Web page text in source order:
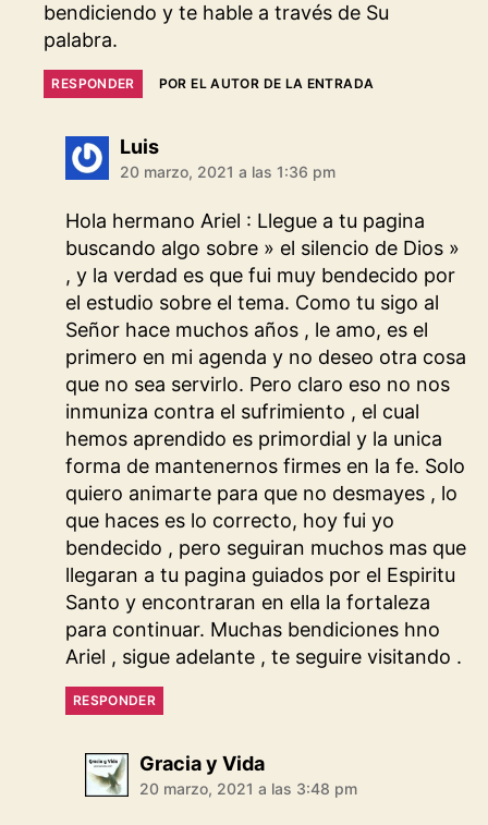
bendiciendo y te hable a través de Su
palabra.
RESPONDER POR EL AUTOR DE LA ENTRADA
Luisdice:
20 marzo, 2021 a las 1:36 pm
Hola hermano Ariel : Llegue a tu pagina
buscando algo sobre » el silencio de Dios »
, y la verdad es que fui muy bendecido por
el estudio sobre el tema. Como tu sigo al
Señor hace muchos años , le amo, es el
primero en mi agenda y no deseo otra cosa
que no sea servirlo. Pero claro eso no nos
inmuniza contra el sufrimiento , el cual
hemos aprendido es primordial y la unica
forma de mantenernos firmes en la fe. Solo
quiero animarte para que no desmayes , lo
que haces es lo correcto, hoy fui yo
bendecido , pero seguiran muchos mas que
llegaran a tu pagina guiados por el Espiritu
Santo y encontraran en ella la fortaleza
para continuar. Muchas bendiciones hno
Ariel , sigue adelante , te seguire visitando .
RESPONDER
Gracia y Vidadice:
20 marzo, 2021 a las 3:48 pm